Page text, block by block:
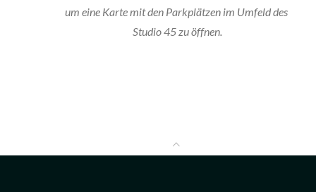
um eine Karte mit den Parkplätzen im Umfeld des
Studio 45 zu öffnen.